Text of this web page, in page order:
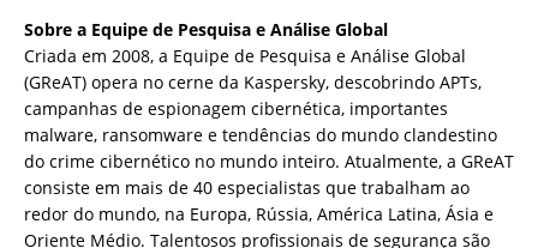
Sobre a Equipe de Pesquisa e Análise Global
Criada em 2008, a Equipe de Pesquisa e Análise Global
(GReAT) opera no cerne da Kaspersky, descobrindo APTs,
campanhas de espionagem cibernética, importantes
malware, ransomware e tendências do mundo clandestino
do crime cibernético no mundo inteiro. Atualmente, a GReAT
consiste em mais de 40 especialistas que trabalham ao
redor do mundo, na Europa, Rússia, América Latina, Ásia e
Oriente Médio. Talentosos profissionais de segurança são